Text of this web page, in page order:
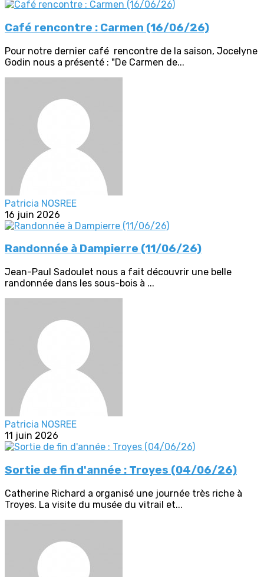
Café rencontre : Carmen (16/06/26)
Pour notre dernier café rencontre de la saison, Jocelyne
Godin nous a présenté : "De Carmen de...
Patricia NOSREE
16 juin 2026
Randonnée à Dampierre (11/06/26)
Jean-Paul Sadoulet nous a fait découvrir une belle
randonnée dans les sous-bois à ...
Patricia NOSREE
11 juin 2026
Sortie de fin d'année : Troyes (04/06/26)
Catherine Richard a organisé une journée très riche à
Troyes. La visite du musée du vitrail et...